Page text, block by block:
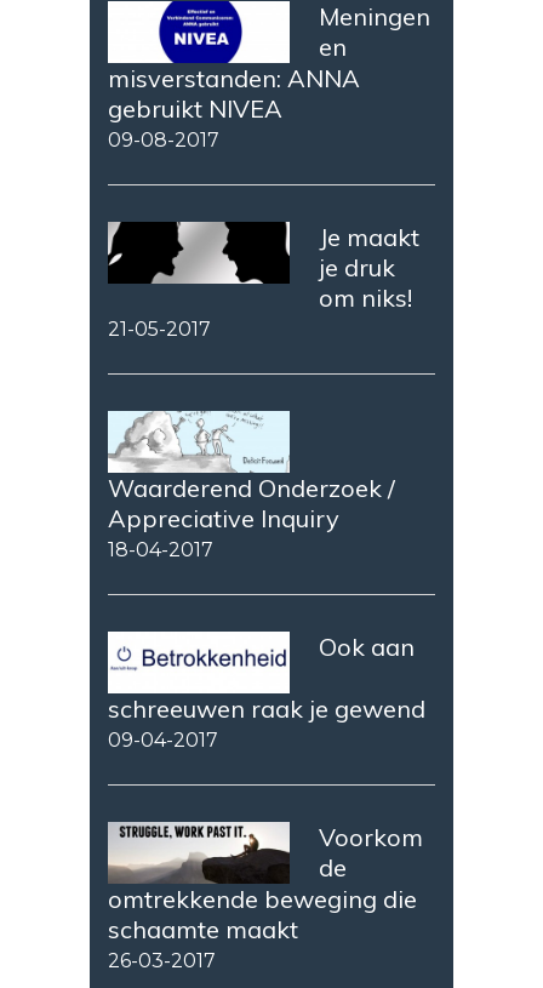
Meningen
en
misverstanden: ANNA
gebruikt NIVEA
09-08-2017
Je maakt
je druk
om niks!
21-05-2017
Waarderend Onderzoek /
Appreciative Inquiry
18-04-2017
Ook aan
schreeuwen raak je gewend
09-04-2017
Voorkom
de
omtrekkende beweging die
schaamte maakt
26-03-2017